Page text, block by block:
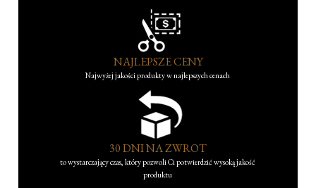
NAJLEPSZE CENY
Najwyżej jakości produkty w najlepszych cenach
30 DNI NA ZWROT
to wystarczający czas, który pozwoli Ci potwierdzić wysoką jakość
produktu